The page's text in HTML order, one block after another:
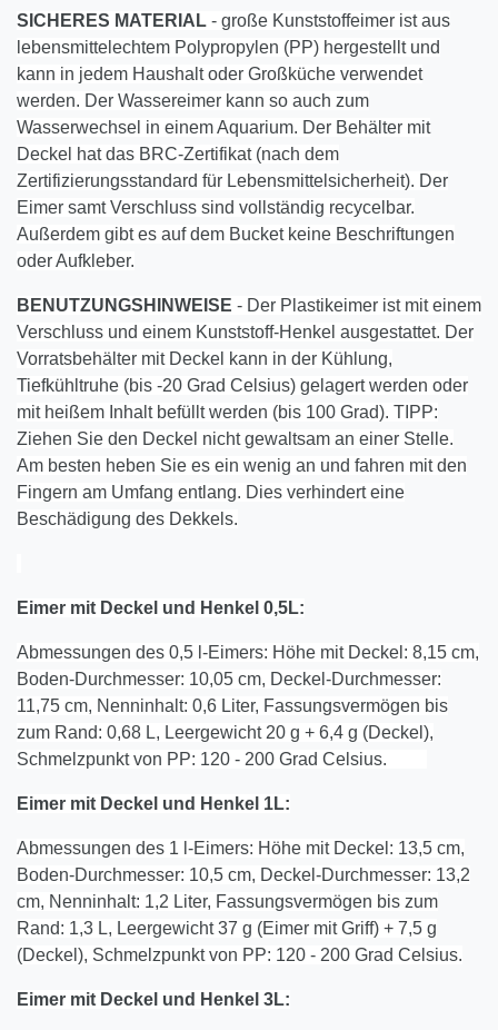
SICHERES MATERIAL - große Kunststoffeimer ist aus
lebensmittelechtem Polypropylen (PP) hergestellt und
kann in jedem Haushalt oder Großküche verwendet
werden. Der Wassereimer kann so auch zum
Wasserwechsel in einem Aquarium. Der Behälter mit
Deckel hat das BRC-Zertifikat (nach dem
Zertifizierungsstandard für Lebensmittelsicherheit). Der
Eimer samt Verschluss sind vollständig recycelbar.
Außerdem gibt es auf dem Bucket keine Beschriftungen
oder Aufkleber.
BENUTZUNGSHINWEISE - Der Plastikeimer ist mit einem
Verschluss und einem Kunststoff-Henkel ausgestattet. Der
Vorratsbehälter mit Deckel kann in der Kühlung,
Tiefkühltruhe (bis -20 Grad Celsius) gelagert werden oder
mit heißem Inhalt befüllt werden (bis 100 Grad). TIPP:
Ziehen Sie den Deckel nicht gewaltsam an einer Stelle.
Am besten heben Sie es ein wenig an und fahren mit den
Fingern am Umfang entlang. Dies verhindert eine
Beschädigung des Dekkels.
Eimer mit Deckel und Henkel 0,5L:
Abmessungen des 0,5 l-Eimers: Höhe mit Deckel: 8,15 cm,
Boden-Durchmesser: 10,05 cm, Deckel-Durchmesser:
11,75 cm, Nenninhalt: 0,6 Liter, Fassungsvermögen bis
zum Rand: 0,68 L, Leergewicht 20 g + 6,4 g (Deckel),
Schmelzpunkt von PP: 120 - 200 Grad Celsius.
Eimer mit Deckel und Henkel 1L:
Abmessungen des 1 l-Eimers: Höhe mit Deckel: 13,5 cm,
Boden-Durchmesser: 10,5 cm, Deckel-Durchmesser: 13,2
cm, Nenninhalt: 1,2 Liter, Fassungsvermögen bis zum
Rand: 1,3 L, Leergewicht 37 g (Eimer mit Griff) + 7,5 g
(Deckel), Schmelzpunkt von PP: 120 - 200 Grad Celsius.
Eimer mit Deckel und Henkel 3L: